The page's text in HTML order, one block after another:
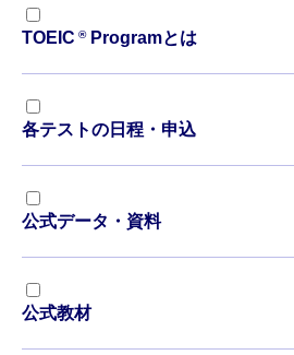
TOEIC ®Programとは
各テストの日程・申込
公式データ・資料
公式教材